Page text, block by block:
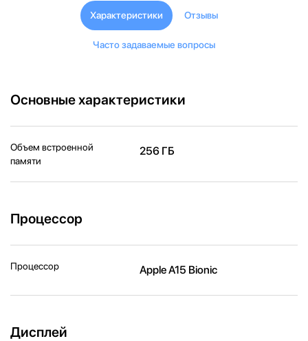
Характеристики Отзывы
Часто задаваемые вопросы
Основные характеристики
Объем встроенной
памяти
256 ГБ
Процессор
Процессор Apple A15 Bionic
Дисплей